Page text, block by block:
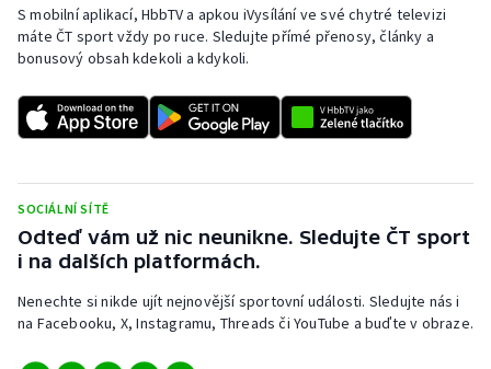
Sportovní střelba
Triatlon
Veslování
Vodní slalom
Volejbal
S mobilní aplikací, HbbTV a apkou iVysílání ve své chytré televizi
máte ČT sport vždy po ruce. Sledujte přímé přenosy, články a
bonusový obsah kdekoli a kdykoli.
SOCIÁLNÍ SÍTĚ
Odteď vám už nic neunikne. Sledujte ČT sport
i na dalších platformách.
Nenechte si nikde ujít nejnovější sportovní události. Sledujte nás i
na Facebooku, X, Instagramu, Threads či YouTube a buďte v obraze.